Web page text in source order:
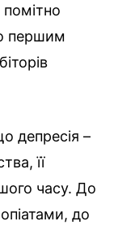
помітно
першим
депресія –
її
часу. До
до